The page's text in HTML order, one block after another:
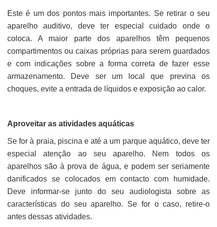
Este é um dos pontos mais importantes. Se retirar o seu
aparelho auditivo, deve ter especial cuidado onde o
coloca. A maior parte dos aparelhos têm pequenos
compartimentos ou caixas próprias para serem guardados
e com indicações sobre a forma correta de fazer esse
armazenamento. Deve ser um local que previna os
choques, evite a entrada de líquidos e exposição ao calor.
Aproveitar as atividades aquáticas
Se for à praia, piscina e até a um parque aquático, deve ter
especial atenção ao seu aparelho. Nem todos os
aparelhos são à prova de água, e podem ser seriamente
danificados se colocados em contacto com humidade.
Deve informar-se junto do seu audiologista sobre as
características do seu aparelho. Se for o caso, retire-o
antes dessas atividades.